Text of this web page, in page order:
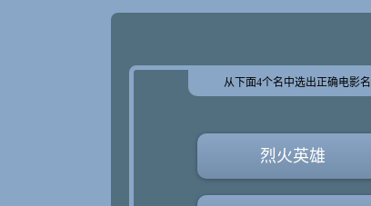
从下面4个名中选出正确电影名
烈火英雄